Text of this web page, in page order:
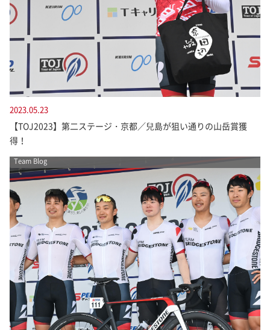
2023.05.23
【TOJ2023】第二ステージ・京都／兒島が狙い通りの山岳賞獲
得！
Team Blog